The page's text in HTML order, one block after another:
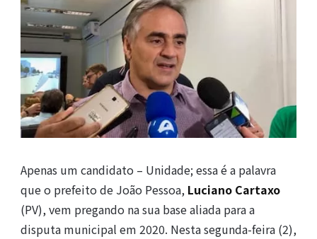
Apenas um candidato – Unidade; essa é a palavra
que o prefeito de João Pessoa, Luciano Cartaxo
(PV), vem pregando na sua base aliada para a
disputa municipal em 2020. Nesta segunda-feira (2),